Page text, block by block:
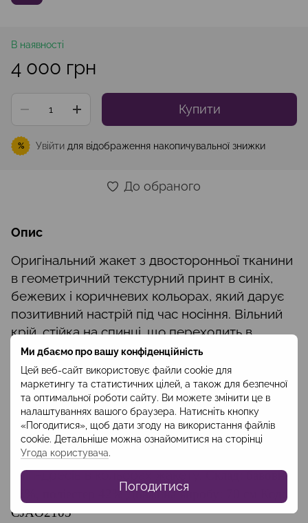
Ми дбаємо про вашу конфіденційність
Цей веб-сайт використовує файли cookie для
маркетингу та статистичних цілей, а також для безпечної
та оптимальної роботи сайту. Ви можете змінити це в
налаштуваннях вашого браузера. Натисніть кнопку
«Погодитися», щоб дати згоду на використання файлів
cookie. Детальніше можна ознайомитися на сторінці
Угода користувача.
Погодитися
В наявності
4 000 грн
Купити
% Увійти для відображення накопичувальної знижки
До обраного
Опис
Оригінальний жакет з двосторонньої тканини
в геометричний текстурний принт в синіх,
бежевих і коричневих кольорах, який дарує
позитивний настрій під час носіння. Вільний
крій, стійка на спинці, що переходить в
елегантний шалевий комір, великі накладні
кишені з однієї сторони і прорізні кишені з
зворотної сторони, обробка усіх зрізів
контрастною синьою бейкою робить жакет
унікальним. Модель буде доречною до синіх
джинсів чи бежевих, коричневих брюк, також
пасуватиме і до лаконічних суконь на кшталт
сліп-дресів в кольорах жакету.Склад: бавовна
58%, поліестер 42% Довжина виробу: 70 см
CJAO2105